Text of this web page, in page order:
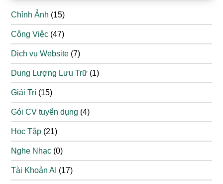
Chỉnh Ảnh (15)
Công Việc (47)
Dịch vụ Website (7)
Dung Lượng Lưu Trữ (1)
Giải Trí (15)
Gói CV tuyển dụng (4)
Học Tập (21)
Nghe Nhạc (0)
Tài Khoản AI (17)